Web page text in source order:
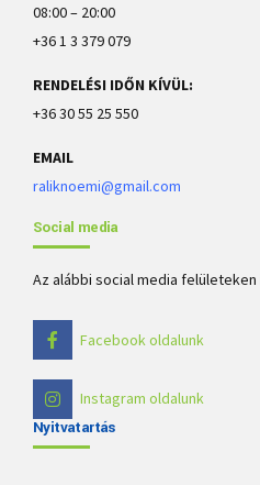
08:00 – 20:00
+36 1 3 379 079
RENDELÉSI IDŐN KÍVÜL:
+36 30 55 25 550
EMAIL
raliknoemi@gmail.com
Social media
Az alábbi social media
Facebook oldalunk
Instagram oldalunk
Nyitvatartás